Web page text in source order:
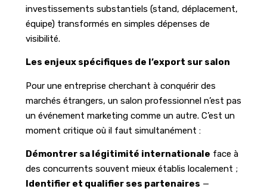
investissements substantiels (stand, déplacement,
équipe) transformés en simples dépenses de
visibilité.
Les enjeux spécifiques de l’export sur salon
Pour une entreprise cherchant à conquérir des
marchés étrangers, un salon professionnel n’est pas
un événement marketing comme un autre. C’est un
moment critique où il faut simultanément :
Démontrer sa légitimité internationale face à
des concurrents souvent mieux établis localement ;
Identifier et qualifier ses partenaires —